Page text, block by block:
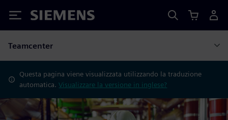
Siemens
Teamcenter
Questa pagina viene visualizzata utilizzando la traduzione
automatica.Visualizzare la versione in inglese?